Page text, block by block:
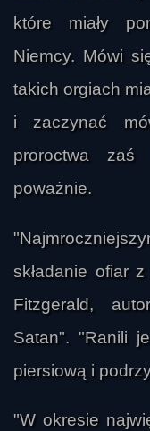
które miały
Niemcy. Mówi
takich orgiach
i zaczynać
proroctwa zaś
poważnie.
składanie ofiar
Fitzgerald,
Satan". "Ranili
piersiową i
"W okresie